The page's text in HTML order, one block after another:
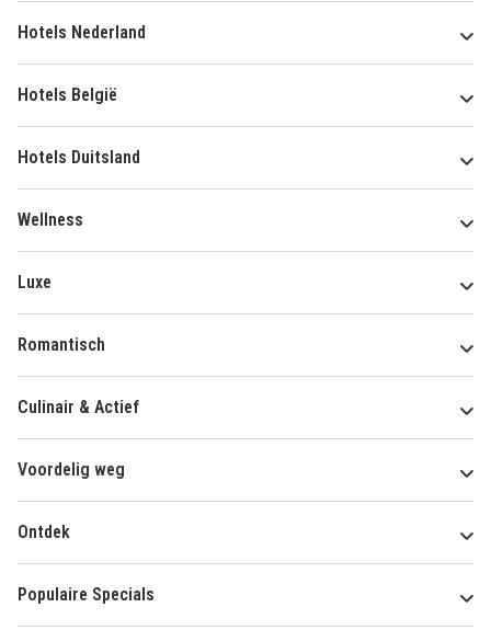
Hotels Nederland
Hotels België
Hotels Duitsland
Wellness
Luxe
Romantisch
Culinair & Actief
Voordelig weg
Ontdek
Populaire Specials